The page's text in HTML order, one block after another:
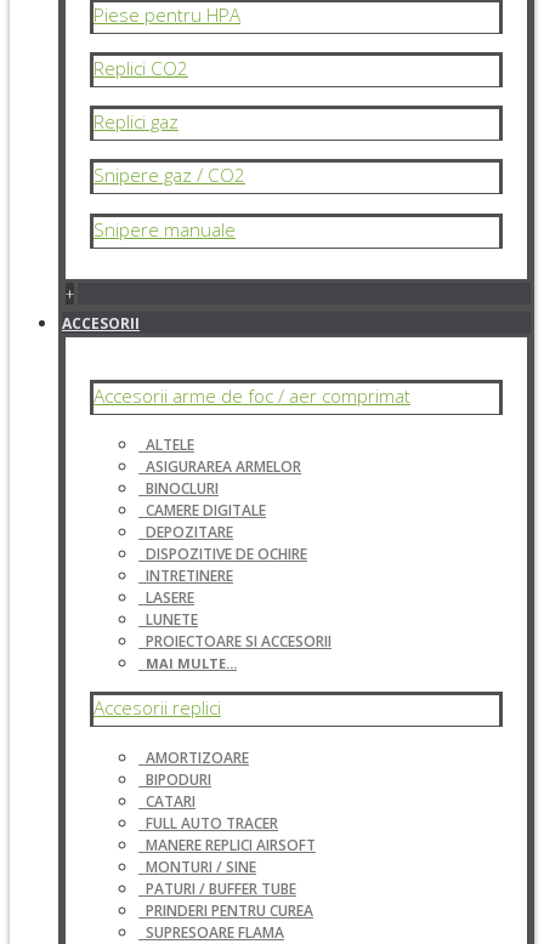
Piese pentru HPA
Replici CO2
Replici gaz
Snipere gaz / CO2
Snipere manuale
+
ACCESORII
Accesorii arme de foc / aer comprimat
ALTELE
ASIGURAREA ARMELOR
BINOCLURI
CAMERE DIGITALE
DEPOZITARE
DISPOZITIVE DE OCHIRE
INTRETINERE
LASERE
LUNETE
PROIECTOARE SI ACCESORII
MAI MULTE...
Accesorii replici
AMORTIZOARE
BIPODURI
CATARI
FULL AUTO TRACER
MANERE REPLICI AIRSOFT
MONTURI / SINE
PATURI / BUFFER TUBE
PRINDERI PENTRU CUREA
SUPRESOARE FLAMA